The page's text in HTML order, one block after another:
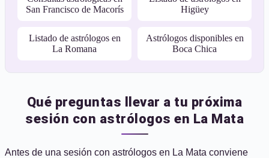
San Francisco de Macorís
Higüey
Listado de astrólogos en
La Romana
Astrólogos disponibles en
Boca Chica
Qué preguntas llevar a tu próxima
sesión con astrólogos en La Mata
Antes de una sesión con astrólogos en La Mata conviene